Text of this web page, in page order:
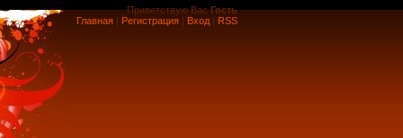
Приветствую Вас Гость
Главная | Регистрация | Вход | RSS